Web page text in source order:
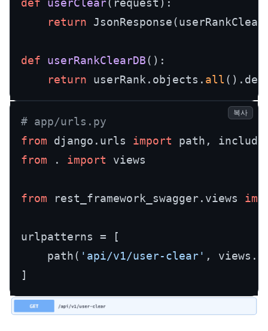
def
userClear( request ):
return
def userRankClearDB():
return userRank.objects. all
# app/urls.py
from django.urls import
from . import views
from rest_framework_swagger.views
urlpatterns = [
    path(
'api/v1/user-clear' ,
복사